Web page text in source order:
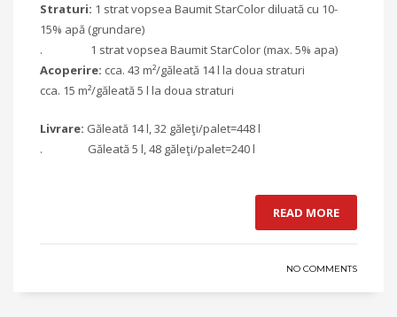
Straturi: 1 strat vopsea Baumit StarColor diluată cu 10-
15% apă (grundare)
. 1 strat vopsea Baumit StarColor (max. 5% apa)
Acoperire: cca. 43 m²/găleată 14 l la doua straturi
cca. 15 m²/găleată 5 l la doua straturi
Livrare: Găleată 14 l, 32 găleţi/palet=448 l
. Găleată 5 l, 48 găleţi/palet=240 l
READ MORE
NO COMMENTS